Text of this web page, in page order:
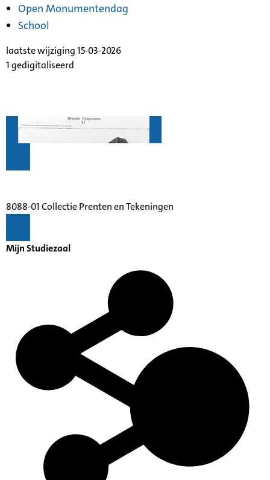
Open Monumentendag
School
laatste wijziging 15-03-2026
1 gedigitaliseerd
8088-01 Collectie Prenten en Tekeningen
Mijn Studiezaal